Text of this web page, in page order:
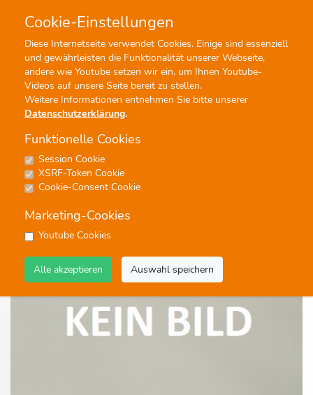
Cookie-Einstellungen
Diese Internetseite verwendet Cookies. Einige sind essenziell
und gewährleisten die Funktionalität unserer Webseite,
andere wie Youtube setzen wir ein, um Ihnen Youtube-
Videos auf unsere Seite bereit zu stellen.
Weitere Informationen entnehmen Sie bitte unserer
Datenschutzerklärung.
Funktionelle Cookies
Session Cookie
XSRF-Token Cookie
Cookie-Consent Cookie
Marketing-Cookies
Youtube Cookies
Alle akzeptieren Auswahl speichern
Menü Profisuche
Noten
Somewhere Out There